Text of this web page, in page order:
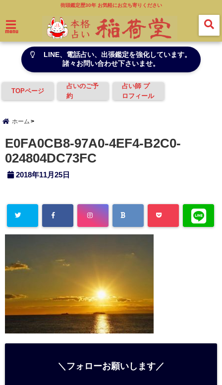
街頭鑑定歴30年 お気軽にお立ち寄りください
menu
LINE、電話占い、出張鑑定を強化しています。
諸々お問い合わせ下さいませ。
TOPページ
占いのご予
約
占い師 プ
ロフィール
ホーム
E0FA0CB8-97A0-4EF4-B2C0-
024804DC73FC
2018年11月25日
＼フォローお願いします／